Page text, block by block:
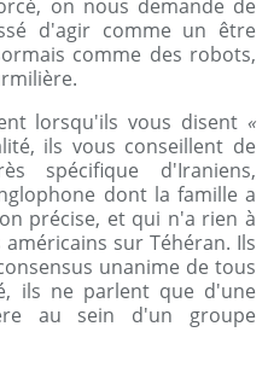
on nous demande de
d'agir comme un être
comme des robots,
lorsqu'ils vous disent «
ils vous conseillent de
spécifique d'Iraniens,
dont la famille a
précise, et qui n'a rien à
sur Téhéran. Ils
unanime de tous
ils ne parlent que d'une
au sein d'un groupe